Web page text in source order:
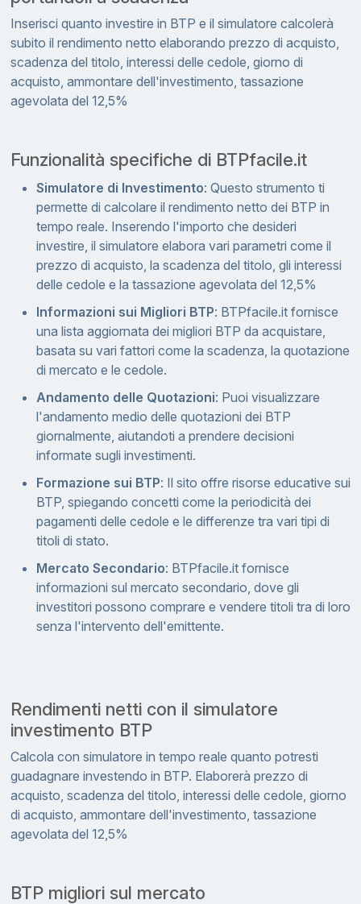
Inserisci quanto investire in BTP e il simulatore calcolerà
subito il rendimento netto elaborando prezzo di acquisto,
scadenza del titolo, interessi delle cedole, giorno di
acquisto, ammontare dell'investimento, tassazione
agevolata del 12,5%
Funzionalità specifiche di BTPfacile.it
Simulatore di Investimento: Questo strumento ti
permette di calcolare il rendimento netto dei BTP in
tempo reale. Inserendo l'importo che desideri
investire, il simulatore elabora vari parametri come il
prezzo di acquisto, la scadenza del titolo, gli interessi
delle cedole e la tassazione agevolata del 12,5%
Informazioni sui Migliori BTP: BTPfacile.it fornisce
una lista aggiornata dei migliori BTP da acquistare,
basata su vari fattori come la scadenza, la quotazione
di mercato e le cedole.
Andamento delle Quotazioni: Puoi visualizzare
l'andamento medio delle quotazioni dei BTP
giornalmente, aiutandoti a prendere decisioni
informate sugli investimenti.
Formazione sui BTP: Il sito offre risorse educative sui
BTP, spiegando concetti come la periodicità dei
pagamenti delle cedole e le differenze tra vari tipi di
titoli di stato.
Mercato Secondario: BTPfacile.it fornisce
informazioni sul mercato secondario, dove gli
investitori possono comprare e vendere titoli tra di loro
senza l'intervento dell'emittente.
Rendimenti netti con il simulatore
investimento BTP
Calcola con simulatore in tempo reale quanto potresti
guadagnare investendo in BTP. Elaborerà prezzo di
acquisto, scadenza del titolo, interessi delle cedole, giorno
di acquisto, ammontare dell'investimento, tassazione
agevolata del 12,5%
BTP migliori sul mercato